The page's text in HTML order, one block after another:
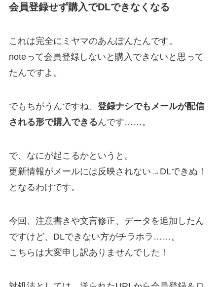
会員登録せず購入でDLできなくなる
これは完全にミヤマのあんぽんたんです。
noteって会員登録しないと購入できないと思って
たんですよ。
でもちがうんですね、 登録ナシでもメールが配信
される形で購入できるんです……。
で、なにが起こるかというと。
更新情報がメールには反映されない→DLできぬ！
となるわけです。
今回、注意書きや文言修正、データを追加したん
ですけど、DLできない方がチラホラ……。
こちらは大変申し訳ありませんでした！